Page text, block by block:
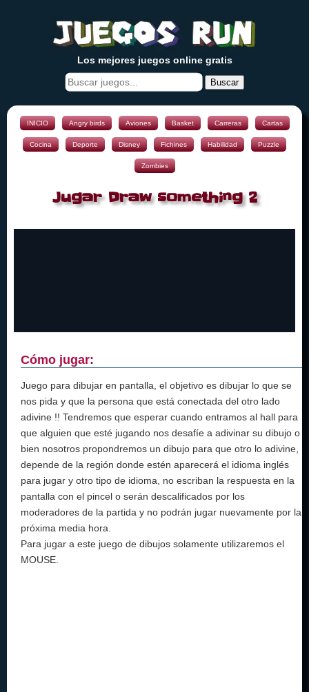
Los mejores juegos online gratis
Buscar
INICIO Angry birds Aviones Basket Carreras Cartas
Cocina Deporte Disney Fichines Habilidad Puzzle
Zombies
Jugar Draw something 2
Cómo jugar:
Juego para dibujar en pantalla, el objetivo es dibujar lo que se
nos pida y que la persona que está conectada del otro lado
adivine !! Tendremos que esperar cuando entramos al hall para
que alguien que esté jugando nos desafíe a adivinar su dibujo o
bien nosotros propondremos un dibujo para que otro lo adivine,
depende de la región donde estén aparecerá el idioma inglés
para jugar y otro tipo de idioma, no escriban la respuesta en la
pantalla con el pincel o serán descalificados por los
moderadores de la partida y no podrán jugar nuevamente por la
próxima media hora.
Para jugar a este juego de dibujos solamente utilizaremos el
MOUSE.